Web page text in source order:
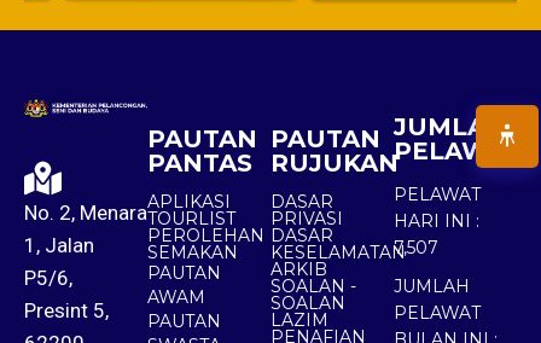
No. 2, Menara
1, Jalan
P5/6,
Presint 5,
PAUTAN
PANTAS
APLIKASI
TOURLIST
PEROLEHAN
SEMAKAN
PAUTAN
AWAM
PAUTAN
PAUTAN
RUJUKAN
DASAR
PRIVASI
DASAR
KESELAMATAN
ARKIB
SOALAN -
SOALAN
LAZIM
PENAFIAN
JUMLAH
PELAWAT
PELAWAT
HARI INI :
7,507
JUMLAH
PELAWAT